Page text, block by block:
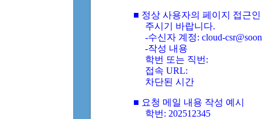
■ 정상 사용자의 페이지 접근
주시기 바랍니다.
-수신자 계정: cloud-
-작성 내용
학번 또는 직번:
접속 URL:
차단된 시간
■ 요청 메일 내용 작성 예시
학번: 202512345